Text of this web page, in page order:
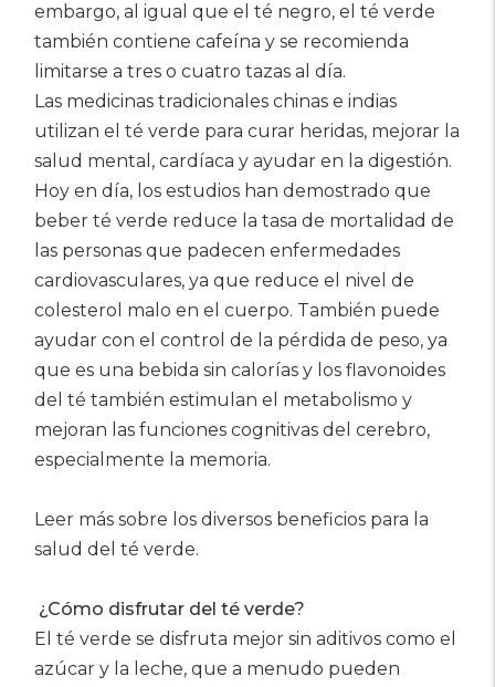
embargo, al igual que el té negro, el té verde
también contiene cafeína y se recomienda
limitarse a tres o cuatro tazas al día.
Las medicinas tradicionales chinas e indias
utilizan el té verde para curar heridas, mejorar la
salud mental, cardíaca y ayudar en la digestión.
Hoy en día, los estudios han demostrado que
beber té verde reduce la tasa de mortalidad de
las personas que padecen enfermedades
cardiovasculares, ya que reduce el nivel de
colesterol malo en el cuerpo. También puede
ayudar con el control de la pérdida de peso, ya
que es una bebida sin calorías y los flavonoides
del té también estimulan el metabolismo y
mejoran las funciones cognitivas del cerebro,
especialmente la memoria.
Leer más sobre los diversos beneficios para la
salud del té verde.
¿Cómo disfrutar del té verde?
El té verde se disfruta mejor sin aditivos como el
azúcar y la leche, que a menudo pueden